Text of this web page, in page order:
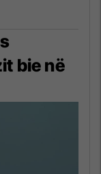
bie në